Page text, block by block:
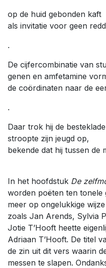
op de huid gebonden kaft
als invitatie voor geen
.
De cijfercombinatie van
genen en amfetamine
de coördinaten naar de
.
Daar trok hij de
stroopte zijn jeugd op,
bekende dat hij tussen de
In het hoofdstuk De
worden poëten ten tonele
meer op ongelukkige
zoals Jan Arends, Sylvia
Jotie T’Hooft heette
Adriaan T’Hooft. De titel
de zin uit dit vers waarin
messen te slapen.